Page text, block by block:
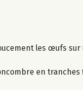
les œufs sur
en